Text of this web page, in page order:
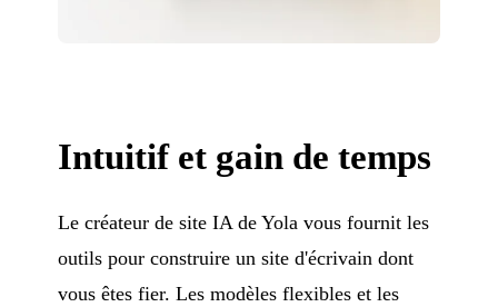
Intuitif et gain de temps
Le créateur de site IA de Yola vous fournit les
outils pour construire un site d'écrivain dont
vous êtes fier. Les modèles flexibles et les